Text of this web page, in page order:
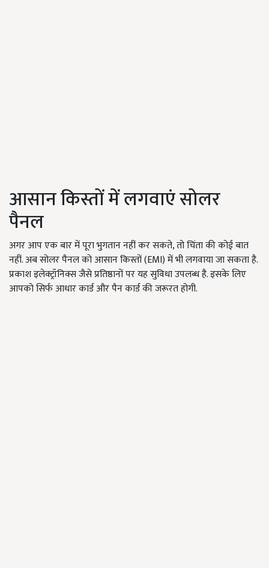
आसान किस्तों में लगवाएं सोलर
पैनल
अगर आप एक बार में पूरा भुगतान नहीं कर सकते, तो चिंता की कोई बात
नहीं. अब सोलर पैनल को आसान किस्तों (EMI) में भी लगवाया जा सकता है.
प्रकाश इलेक्ट्रॉनिक्स जैसे प्रतिष्ठानों पर यह सुविधा उपलब्ध है. इसके लिए
आपको सिर्फ आधार कार्ड और पैन कार्ड की जरूरत होगी.